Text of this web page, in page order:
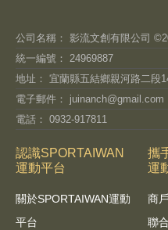
公司名稱： 影流文創有限公司
統一編號： 24969887
地址： 宜蘭縣五結鄉親河路二段
電子郵件： juinanch@gmail.com
電話： 0932-917811
認識SPORTAIWAN
運動平台
關於SPORTAIWAN運動
平台
攜
運
商
聯